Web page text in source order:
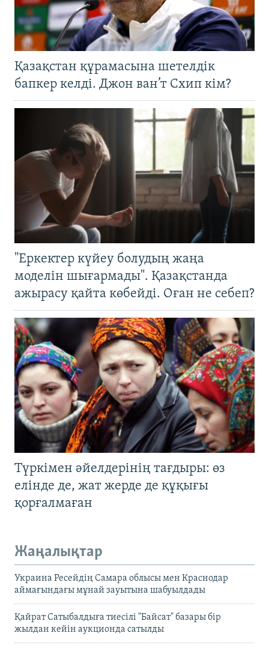
Қазақстан құрамасына шетелдік
бапкер келді. Джон ван’т Схип кім?
"Еркектер күйеу болудың жаңа
моделін шығармады". Қазақстанда
ажырасу қайта көбейді. Оған не себеп?
Түркімен әйелдерінің тағдыры: өз
елінде де, жат жерде де құқығы
қорғалмаған
Жаңалықтар
Украина Ресейдің Самара облысы мен Краснодар
аймағындағы мұнай зауытына шабуылдады
Қайрат Сатыбалдыға тиесілі "Байсат" базары бір
жылдан кейін аукционда сатылды